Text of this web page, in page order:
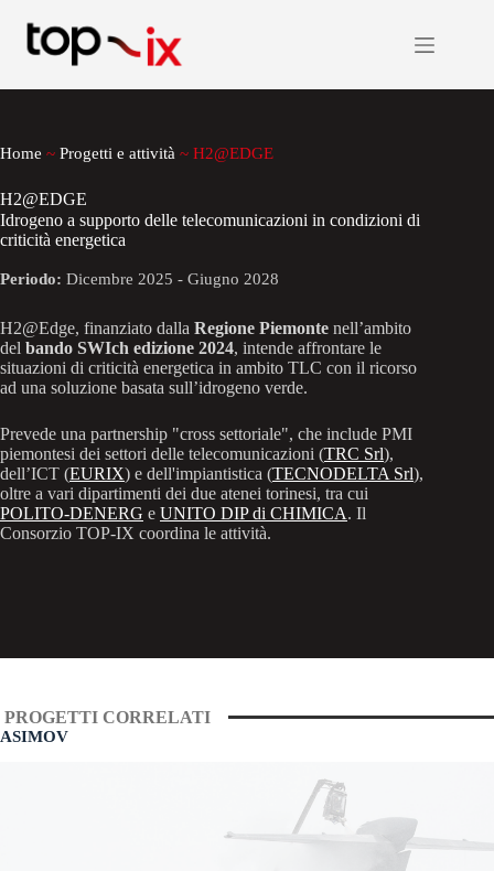
contenuto
Home ~ Progetti e attività ~ H2@EDGE
H2@EDGE
Idrogeno a supporto delle telecomunicazioni in condizioni di
criticità energetica
Periodo: Dicembre 2025 - Giugno 2028
H2@Edge, finanziato dalla Regione Piemonte nell’ambito
del bando SWIch edizione 2024, intende affrontare le
situazioni di criticità energetica in ambito TLC con il ricorso
ad una soluzione basata sull’idrogeno verde.
Prevede una partnership "cross settoriale", che include PMI
piemontesi dei settori delle telecomunicazioni (TRC Srl),
dell’ICT (EURIX) e dell'impiantistica (TECNODELTA Srl),
oltre a vari dipartimenti dei due atenei torinesi, tra cui
POLITO-DENERG e UNITO DIP di CHIMICA. Il
Consorzio TOP-IX coordina le attività.
PROGETTI CORRELATI
ASIMOV